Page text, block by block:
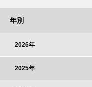
年別
2026年
2025年